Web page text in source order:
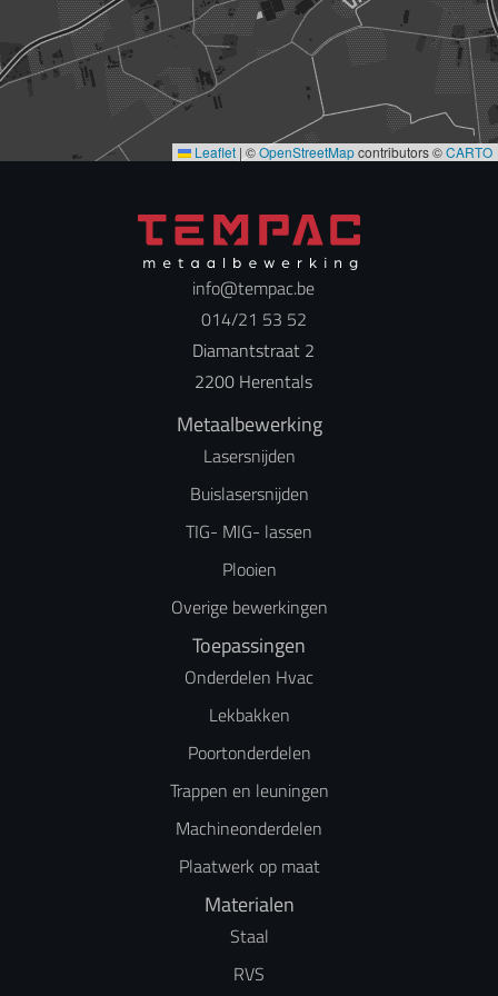
Leaflet | ©OpenStreetMapcontributors ©CARTO
info@tempac.be
014/21 53 52
Diamantstraat 2
2200 Herentals
Metaalbewerking
Lasersnijden
Buislasersnijden
TIG- MIG- lassen
Plooien
Overige bewerkingen
Toepassingen
Onderdelen Hvac
Lekbakken
Poortonderdelen
Trappen en leuningen
Machineonderdelen
Plaatwerk op maat
Materialen
Staal
RVS